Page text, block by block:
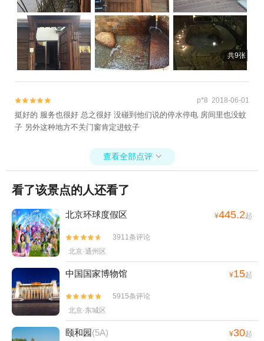
多，这个可以理解，毕竟周围环境很多花，院子里私汤池子是木头
的，房间是地砖，房间里有wifi，电视信号不是很好，洗澡水也是温泉
水，晚上周围很黑，很安静，如果没带吃的在房间可以点酒店餐厅的
饭，价格也比较划算，服务员会送到房间！很方便，当然你也可以自
己带吃的！整体来说是很不错的温泉私汤酒店！退房时一定提前10分
钟，服务很专业，只要房间有客人服务员是不会进去查房的！总之是
一次很不错的体验！还有这个私汤的私密性很好，老公多数都是裸
私汤的这种酒店可以多一点！
共9张

 p*8 2018-06-01
挺好的 服务也很好 总之很好 没碰到他们说的停水停电 房间里也没蚊
子 另外这种地方不关门窗肯定进蚊子
查看全部点评 
看了该景点的人还看了
北京环球度假区 ¥445.2起


3911条评论
北京·通州区
中国国家博物馆 ¥15起


5915条评论
北京·东城区
颐和园(5A) ¥30起